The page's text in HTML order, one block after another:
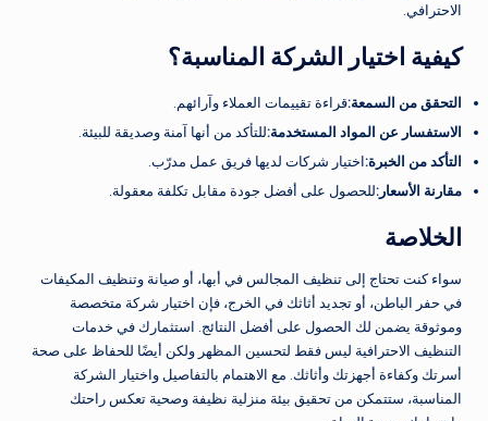
الاحترافي.
كيفية اختيار الشركة المناسبة؟
التحقق من السمعة:قراءة تقييمات العملاء وآرائهم.
الاستفسار عن المواد المستخدمة:للتأكد من أنها آمنة وصديقة للبيئة.
التأكد من الخبرة:اختيار شركات لديها فريق عمل مدرّب.
مقارنة الأسعار:للحصول على أفضل جودة مقابل تكلفة معقولة.
الخلاصة
سواء كنت تحتاج إلى تنظيف المجالس في أبها، أو صيانة وتنظيف المكيفات
في حفر الباطن، أو تجديد أثاثك في الخرج، فإن اختيار شركة متخصصة
وموثوقة يضمن لك الحصول على أفضل النتائج. استثمارك في خدمات
التنظيف الاحترافية ليس فقط لتحسين المظهر ولكن أيضًا للحفاظ على صحة
أسرتك وكفاءة أجهزتك وأثاثك. مع الاهتمام بالتفاصيل واختيار الشركة
المناسبة، ستتمكن من تحقيق بيئة منزلية نظيفة وصحية تعكس راحتك